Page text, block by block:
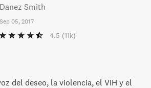
Danez Smith
Sep 05, 2017
4.5 (11k)
del deseo, la violencia, el VIH y el